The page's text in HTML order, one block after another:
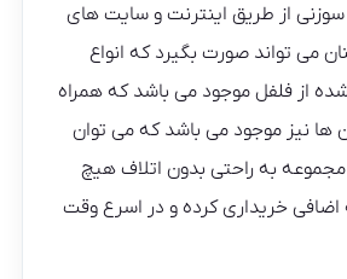
از طریق اینترنت و سایت های
می تواند صورت بگیرد که انواع
از فلفل موجود می باشد که همراه
نیز موجود می باشد که می توان
مجموعه به راحتی بدون اتلاف هیچ
خریداری کرده و در اسرع وقت